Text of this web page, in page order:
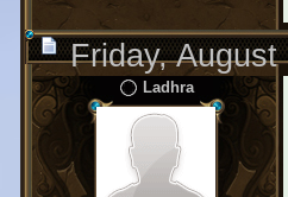
Friday,
Ladhra